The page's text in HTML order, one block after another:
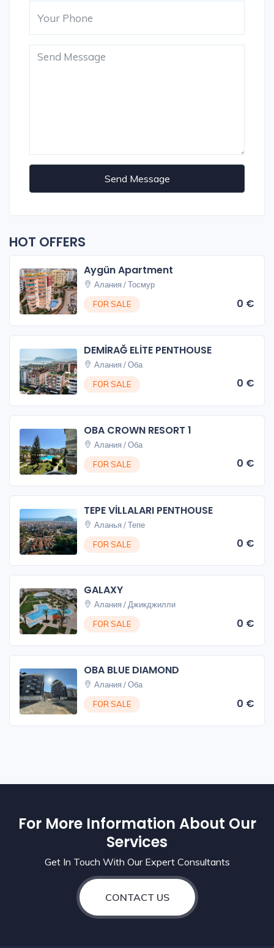
Send Message
HOT OFFERS
Aygün Apartment
Алания / Тосмур
FOR SALE
0 €
DEMİRAĞ ELİTE PENTHOUSE
Алания / Оба
FOR SALE
0 €
OBA CROWN RESORT 1
Алания / Оба
FOR SALE
0 €
TEPE VİLLALARI PENTHOUSE
Аланья / Тепе
FOR SALE
0 €
GALAXY
Алания / Джикджилли
FOR SALE
0 €
OBA BLUE DIAMOND
Алания / Оба
FOR SALE
0 €
For More Information About Our
Services
Get In Touch With Our Expert Consultants
CONTACT US